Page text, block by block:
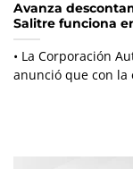
Avanza
Salitre funciona
• La Corporación
anunció que con la